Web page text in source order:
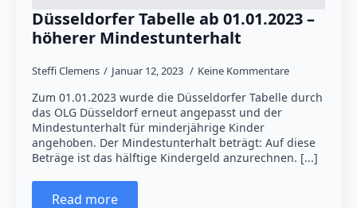
Düsseldorfer Tabelle ab 01.01.2023 –
höherer Mindestunterhalt
Steffi Clemens Januar 12, 2023 Keine Kommentare
Zum 01.01.2023 wurde die Düsseldorfer Tabelle durch
das OLG Düsseldorf erneut angepasst und der
Mindestunterhalt für minderjährige Kinder
angehoben. Der Mindestunterhalt beträgt: Auf diese
Beträge ist das hälftige Kindergeld anzurechnen. [...]
Read more